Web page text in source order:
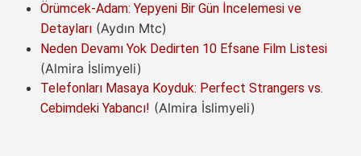
Örümcek-Adam: Yepyeni Bir Gün İncelemesi ve
Detayları (Aydın Mtc)
Neden Devamı Yok Dedirten 10 Efsane Film Listesi
(Almira İslimyeli)
Telefonları Masaya Koyduk: Perfect Strangers vs.
Cebimdeki Yabancı! (Almira İslimyeli)